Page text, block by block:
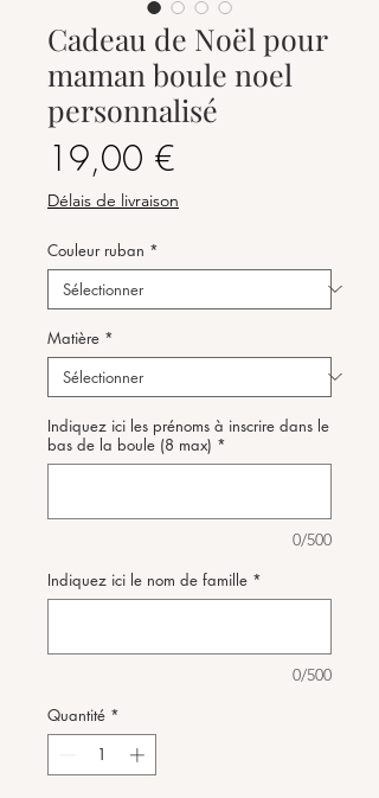
Cadeau de Noël pour
maman boule noel
personnalisé
19,00 €
Délais de livraison
Couleur ruban *
Matière *
Indiquez ici les prénoms à inscrire dans le
bas de la boule (8 max) *
0/500
Indiquez ici le nom de famille *
0/500
Quantité *